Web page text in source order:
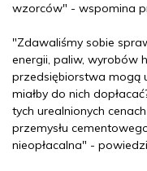
wzorców" - wspomina
"Zdawaliśmy sobie
energii, paliw, wyrobów
przedsiębiorstwa mogą
miałby do nich
tych urealnionych
przemysłu
nieopłacalna" -